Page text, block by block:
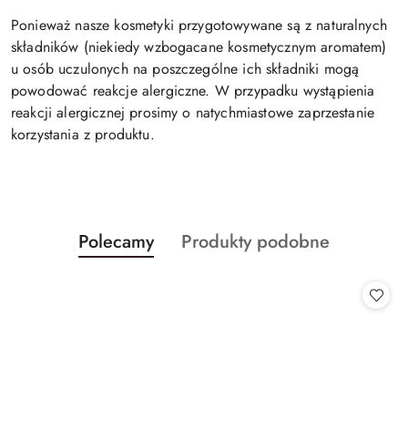
Ponieważ nasze kosmetyki przygotowywane są z naturalnych
składników (niekiedy wzbogacane kosmetycznym aromatem)
u osób uczulonych na poszczególne ich składniki mogą
powodować reakcje alergiczne. W przypadku wystąpienia
reakcji alergicznej prosimy o natychmiastowe zaprzestanie
korzystania z produktu.
Pomiń karuzelę produktów
Produkty
o
Polecamy
Produkty
Produkty podobne